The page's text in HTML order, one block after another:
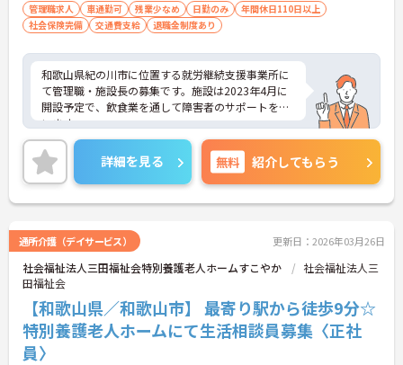
管理職求人 車通勤可 残業少なめ 日勤のみ
年間休日110日以上
社会保険完備
交通費支給 退職金制度あり
和歌山県紀の川市に位置する就労継続支援事業所に
て管理職・施設長の募集です。施設は2023年4月に
開設予定で、飲食業を通して障害者のサポートを行
います。
残業は月平均5時間程度なので、ワークライフバラ
ンスを保ちながらご勤務いただけます。また、福利
厚生が充実しており、働きやすい環境が整っていま
す。
ご興味のある方には、面接対策ポイントなど、さら
さい！
詳細を見る 無料 紹介してもらう
通所介護（デイサービス） 更新日：2026年03月26日
社会福祉法人三田福祉会特別養護老人ホームすこやか
社会福祉法人三
田福祉会
【和歌山県／和歌山市】 最寄り駅から徒歩9分☆
特別養護老人ホームにて生活相談員募集〈正社
員〉